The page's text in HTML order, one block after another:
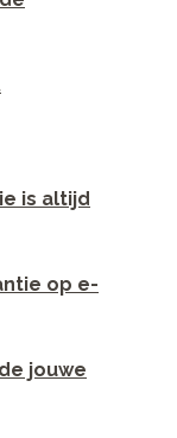
is altijd
op e-
jouwe